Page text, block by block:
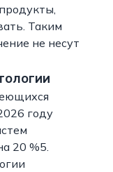
Таким
не несут
году
20 %5.